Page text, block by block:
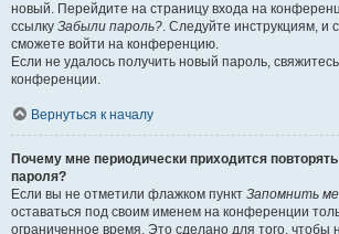
новый. Перейдите на страницу входа на
ссылку Забыли пароль?. Следуйте инструкциям, и
сможете войти на конференцию.
Если не удалось получить новый пароль,
конференции.
Вернуться к началу
Почему мне периодически приходится
пароля?
Если вы не отметили флажком пункт Запомнить
оставаться под своим именем на конференции
ограниченное время. Это сделано для того, чтобы